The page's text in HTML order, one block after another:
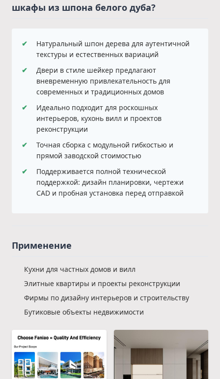
шкафы из шпона белого дуба?
✔
Натуральный шпон дерева для аутентичной
текстуры и естественных вариаций
✔
Двери в стиле шейкер предлагают
вневременную привлекательность для
современных и традиционных домов
✔
Идеально подходит для роскошных
интерьеров, кухонь вилл и проектов
реконструкции
✔
Точная сборка с модульной гибкостью и
прямой заводской стоимостью
✔
Поддерживается полной технической
поддержкой: дизайн планировки, чертежи
CAD и пробная установка перед отправкой
Применение
Кухни для частных домов и вилл
Элитные квартиры и проекты реконструкции
Фирмы по дизайну интерьеров и строительству
Бутиковые объекты недвижимости